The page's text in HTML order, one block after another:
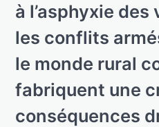
à l’asphyxie
les conflits
le monde rural
fabriquent une
conséquences